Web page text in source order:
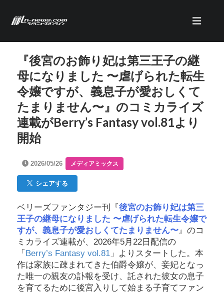
『後宮のお飾り妃は第三王子の継
母になりました 〜虐げられた転生
令嬢ですが、義息子が愛おしくて
たまりません〜』のコミカライズ
連載がBerry’s Fantasy vol.81より
開始
2026/05/26 メディアミックス
シェアする
ベリーズファンタジー刊『 後宮のお飾り妃は第三
王子の継母になりました 〜虐げられた転生令嬢で
すが、義息子が愛おしくてたまりません〜』のコ
ミカライズ連載が、2026年5月22日配信の
「 Berry’s Fantasy vol.81 」よりスタートした。本
作は家族に疎まれてきた伯爵令嬢が、妾妃となっ
た唯一の親友の訃報を受け、託された彼女の息子
を育てるために後宮入りして始まる子育てファン